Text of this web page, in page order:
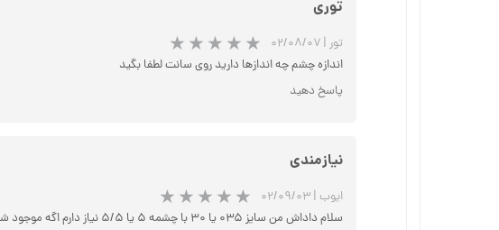
توری
تور | ۰۲/۰۸/۰۷
اندازه چشم چه اندازها دارید روی سانت لطفا بگید
پاسخ دهید
نیازمندی
ایوب | ۰۲/۰۹/۰۳
سلام داداش من سایز ۰۳۵ یا ۳۰ با چشمه ۵ یا ۵/۵ نیاز دارم اگه موجود شد اطلاع رسانی کنید ۰۹۳۵۹۱۴۴۴۶۵